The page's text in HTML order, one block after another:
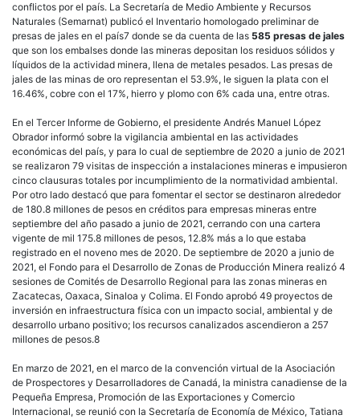
conflictos por el país. La Secretaría de Medio Ambiente y Recursos
Naturales (Semarnat) publicó el Inventario homologado preliminar de
presas de jales en el país7 donde se da cuenta de las 585 presas de jales
que son los embalses donde las mineras depositan los residuos sólidos y
líquidos de la actividad minera, llena de metales pesados. Las presas de
jales de las minas de oro representan el 53.9%, le siguen la plata con el
16.46%, cobre con el 17%, hierro y plomo con 6% cada una, entre otras.
En el Tercer Informe de Gobierno, el presidente Andrés Manuel López
Obrador informó sobre la vigilancia ambiental en las actividades
económicas del país, y para lo cual de septiembre de 2020 a junio de 2021
se realizaron 79 visitas de inspección a instalaciones mineras e impusieron
cinco clausuras totales por incumplimiento de la normatividad ambiental.
Por otro lado destacó que para fomentar el sector se destinaron alrededor
de 180.8 millones de pesos en créditos para empresas mineras entre
septiembre del año pasado a junio de 2021, cerrando con una cartera
vigente de mil 175.8 millones de pesos, 12.8% más a lo que estaba
registrado en el noveno mes de 2020. De septiembre de 2020 a junio de
2021, el Fondo para el Desarrollo de Zonas de Producción Minera realizó 4
sesiones de Comités de Desarrollo Regional para las zonas mineras en
Zacatecas, Oaxaca, Sinaloa y Colima. El Fondo aprobó 49 proyectos de
inversión en infraestructura física con un impacto social, ambiental y de
desarrollo urbano positivo; los recursos canalizados ascendieron a 257
millones de pesos.8
En marzo de 2021, en el marco de la convención virtual de la Asociación
de Prospectores y Desarrolladores de Canadá, la ministra canadiense de la
Pequeña Empresa, Promoción de las Exportaciones y Comercio
Internacional, se reunió con la Secretaría de Economía de México, Tatiana